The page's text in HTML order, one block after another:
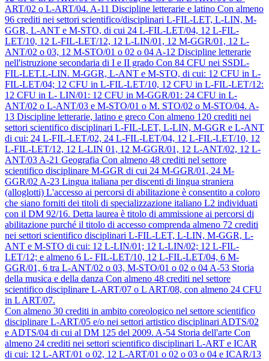
ART/02 o L-ART/04. A-11 Discipline letterarie e latino Con almeno
96 crediti nei settori scientifico/disciplinari L-FIL-LET, L-LIN, M-
GGR, L-ANT e M-STO, di cui 24 L-FIL-LET/04, 12 L-FIL-
LET/10, 12 L-FIL-LET/12, 12 L-LIN/01, 12 M-GGR/01, 12 L-
ANT/02 o 03, 12 M-STO/01 o 02 o 04 A-12 Discipline letterarie
nell'istruzione secondaria di I e II grado Con 84 CFU nei SSDL-
FIL-LET.L-LIN. M-GGR, L-ANT e M-STO, di cui: 12 CFU in L-
FIL-LET/04; 12 CFU in L-FIL-LET/10, 12 CFU in L-FIL-LET/12:
12 CFU in L- LIN/01: 12 CFU in M-GGR/01: 24 CFU in L-
ANT/02 o L-ANT/03 e M-STO/01 o M. STO/02 o M-STO/04. A-
13 Discipline letterarie, latino e greco Con almeno 120 crediti nei
settori scientifico disciplinari L-FIL-LET, L-LIN, M-GGR e L-ANT
di cui: 24 L-FIL-LET/02, 24 L-FIL-LET/04, 12 L-FIL-LET/10, 12
L-FIL-LET/12, 12 L-LIN 01, 12 M-GGR/01, 12 L-ANT/02, 12 L-
ANT/03 A-21 Geografia Con almeno 48 crediti nel settore
scientifico disciplinare M-GGR di cui 24 M-GGR/01, 24 M-
GGR/02 A-23 Lingua italiana per discenti di lingua straniera
(alloglotti) L'accesso ai percorsi di abilitazione è consentito a coloro
che siano forniti dei titoli di specializzazione italiano L2 individuati
con il DM 92/16. Detta laurea è titolo di ammissione ai percorsi di
abilitazione purché il titolo di accesso comprenda almeno 72 crediti
nei settori scientifico disciplinari L-FIL-LET, L-LIN, M-GGR, L-
ANT e M-STO di cui: 12 L-LIN/01; 12 L-LIN/02; 12 L-FIL-
LET/12; e almeno 6 L- FIL-LET/10, 12 L-FIL-LET/04, 6 M-
GGR/01, 6 tra L-ANT/02 o 03, M-STO/01 o 02 o 04 A-53 Storia
della musica e della danza Con almeno 48 crediti nel settore
scientifico disciplinare L-ART/07 o L ART/08, con almeno 24 CFU
in L ART/07.
Con almeno 30 crediti in ambito coreologico nel settore scientifico
disciplinare L-ART/05 e/o nei settori artistico disciplinari ADTS/02
e ADTS/04 di cui al DM 125 del 2009. A-54 Storia dell'arte Con
almeno 24 crediti nei settori scientifico disciplinari L-ART e ICAR
di cui: 12 L-ART/01 o 02, 12 L-ART/01 o 02 o 03 o 04 e ICAR/13